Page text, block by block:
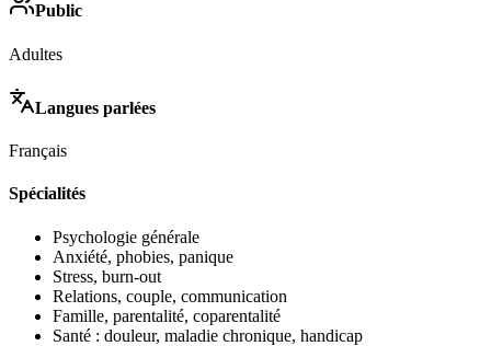
Public
Adultes
Langues parlées
Français
Spécialités
Psychologie générale
Anxiété, phobies, panique
Stress, burn-out
Relations, couple, communication
Famille, parentalité, coparentalité
Santé : douleur, maladie chronique, handicap